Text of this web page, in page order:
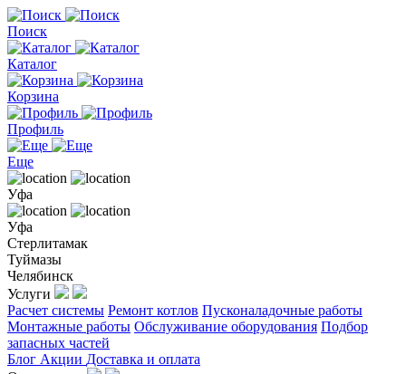
Поиск
Каталог
Корзина
Профиль
Еще
Уфа
Уфа
Стерлитамак
Туймазы
Челябинск
Услуги
Расчет системы Ремонт котлов Пусконаладочные работы
Монтажные работы Обслуживание оборудования Подбор
запасных частей
Блог Акции Доставка и оплата